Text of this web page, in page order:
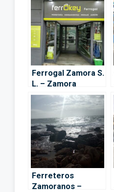
Ferrogal Zamora S.
L. – Zamora
Ferreteros
Zamoranos –